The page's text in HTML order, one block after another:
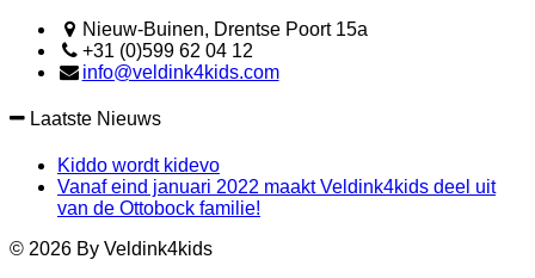
Nieuw-Buinen, Drentse Poort 15a
+31 (0)599 62 04 12
info@veldink4kids.com
Laatste Nieuws
Kiddo wordt kidevo
Vanaf eind januari 2022 maakt Veldink4kids deel uit
van de Ottobock familie!
© 2026 By Veldink4kids